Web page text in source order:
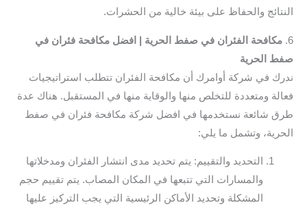
النتائج والحفاظ على بيئة خالية من الحشرات.
6. مكافحة الفئران في صفط الحرية | افضل مكافحة فئران في
صفط الحرية
ندرك في شركة أوامرك أن مكافحة الفئران تتطلب استراتيجيات
فعالة ومتعددة للتخلص منها والوقاية منها في المستقبل. هناك عدة
طرق شائعة نستخدمها في افضل شركة مكافحة فئران في صفط
الحرية، وتشمل ما يلي:
التحديد والتقييم: يتم تحديد مدى انتشار الفئران ومدخلاتها
والمسارات التي تتبعها في المكان المصاب. يتم تقييم حجم
المشكلة وتحديد الأماكن الرئيسية التي يجب التركيز عليها